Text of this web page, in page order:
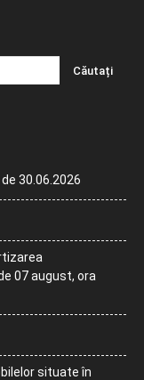
30.06.2026
07 august, ora
situate în